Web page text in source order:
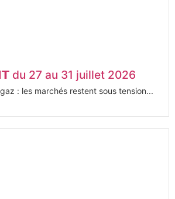
27 au 31 juillet 2026
: les marchés restent sous tension...